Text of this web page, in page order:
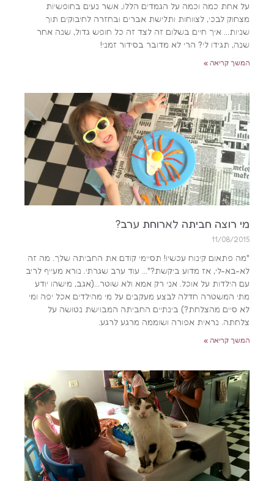
על אחת כמה וכמה על הגמדים הללו, אשר נעים בחופשיות
מצחוק לבכי, לצווחות ותלישת אברים ובחזרה לחיבוקים תוך
שניות… איך חיים בשלום זה לצד זה כל חופש גדול, שנה אחר
שנה, תגידו לי? הרי לא מדובר בסידור זמני!
המשך קריאה »
מי רוצה חביתה לארוחת ערב?
11/08/2015
"מה פתאום קינוח עכשיו! תסיימי קודם את החביתה שלך. מה זה
לא-בא-לי, אז מדוע ביקשת?"… עוד ערב שגרתי. נורא מעייף לריב
עם הילדות על אוכל. אני רק אמא ולא שוטר…(אגב, מישהו יודע
מתי המשטרה חדלה לבצע מעקבים על מי מהילדים אכל יפה ומי
לא סיים מהצלחת?) בינתיים החביתה המבוישת נטושה על
צלחתה. נראית אפורה ושוממה מרגע לרגע.
המשך קריאה »